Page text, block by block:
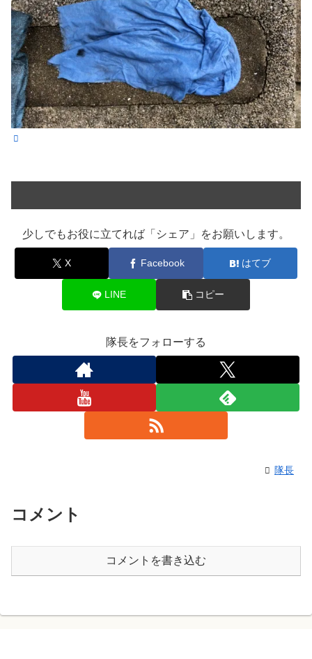
少しでもお役に立てれば「シェア」をお願いします。
X Facebook はてブ
LINE コピー
隊長をフォローする
隊長
コメント
コメントを書き込む